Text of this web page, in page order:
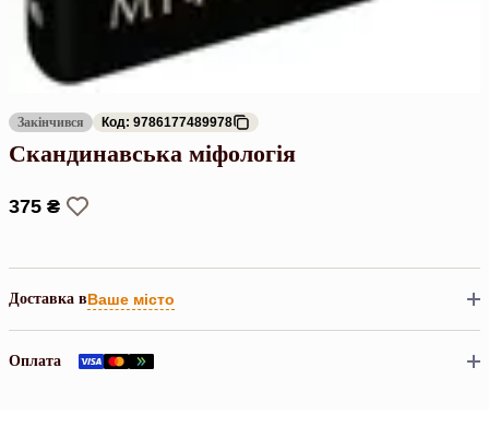
Закінчився Код: 9786177489978
Скандинавська міфологія
375 ₴
Доставка вВаше місто
Оплата